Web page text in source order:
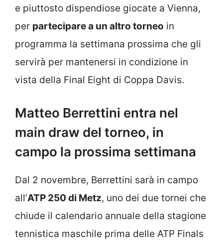
e piuttosto dispendiose giocate a Vienna,
per partecipare a un altro torneo in
programma la settimana prossima che gli
servirà per mantenersi in condizione in
vista della Final Eight di Coppa Davis.
Matteo Berrettini entra nel
main draw del torneo, in
campo la prossima settimana
Dal 2 novembre, Berrettini sarà in campo
all’ATP 250 di Metz, uno dei due tornei che
chiude il calendario annuale della stagione
tennistica maschile prima delle ATP Finals